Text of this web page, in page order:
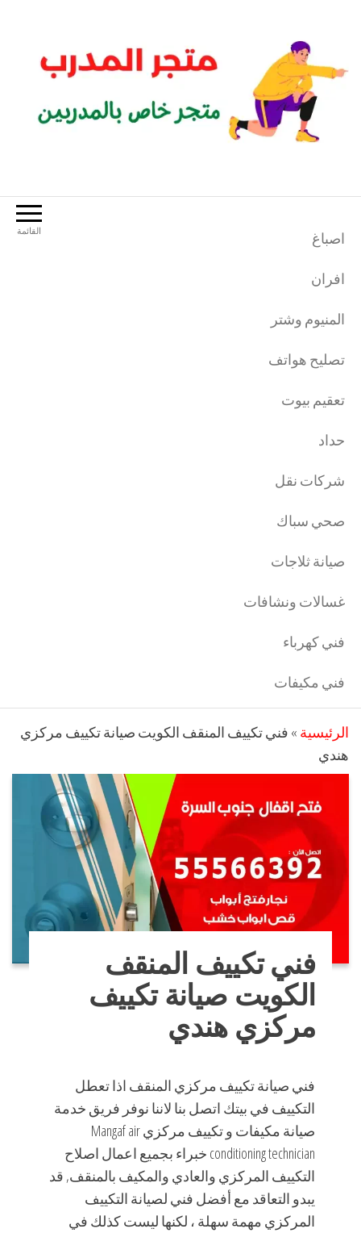
القائمة اصباغ
افران
المنيوم وشتر
تصليح هواتف
تعقيم بيوت
حداد
شركات نقل
صحي سباك
صيانة ثلاجات
غسالات ونشافات
فني كهرباء
فني مكيفات
الرئيسية » فني تكييف المنقف الكويت صيانة تكييف مركزي
هندي
فني تكييف المنقف
الكويت صيانة تكييف
مركزي هندي
فني صيانة تكييف مركزي المنقف اذا تعطل
التكييف في بيتك اتصل بنا لاننا نوفر فريق خدمة
صيانة مكيفات و تكييف مركزي Mangaf air
conditioning technician خبراء بجميع اعمال اصلاح
التكييف المركزي والعادي والمكيف بالمنقف, قد
يبدو التعاقد مع أفضل فني لصيانة التكييف
المركزي مهمة سهلة ، لكنها ليست كذلك في